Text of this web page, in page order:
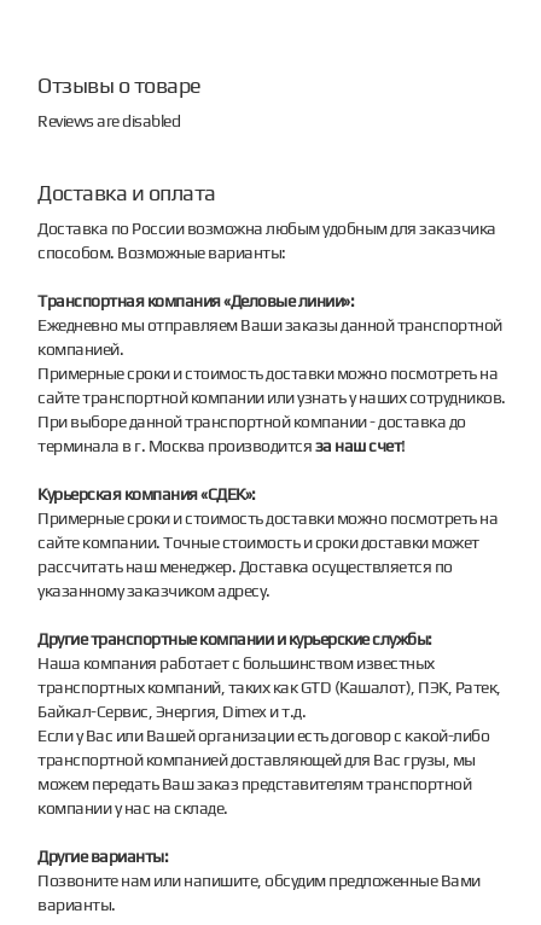
Отзывы о товаре
Reviews are disabled
Доставка и оплата
Доставка по России возможна любым удобным для заказчика
способом. Возможные варианты:
Транспортная компания «Деловые линии»:
Ежедневно мы отправляем Ваши заказы данной транспортной
компанией.
Примерные сроки и стоимость доставки можно посмотреть на
сайте транспортной компании или узнать у наших сотрудников.
При выборе данной транспортной компании - доставка до
терминала в г. Москва производитсяза наш счет!
Курьерская компания «СДЕК»:
Примерные сроки и стоимость доставки можно посмотреть на
сайте компании. Точные стоимость и сроки доставки может
рассчитать наш менеджер. Доставка осуществляется по
указанному заказчиком адресу.
Другие транспортные компании и курьерские службы:
Наша компания работает с большинством известных
транспортных компаний, таких как GTD (Кашалот), ПЭК, Ратек,
Байкал-Сервис, Энергия, Dimex и т.д.
Если у Вас или Вашей организации есть договор с какой-либо
транспортной компанией доставляющей для Вас грузы, мы
можем передать Ваш заказ представителям транспортной
компании у нас на складе.
Другие варианты:
Позвоните нам или напишите, обсудим предложенные Вами
варианты.